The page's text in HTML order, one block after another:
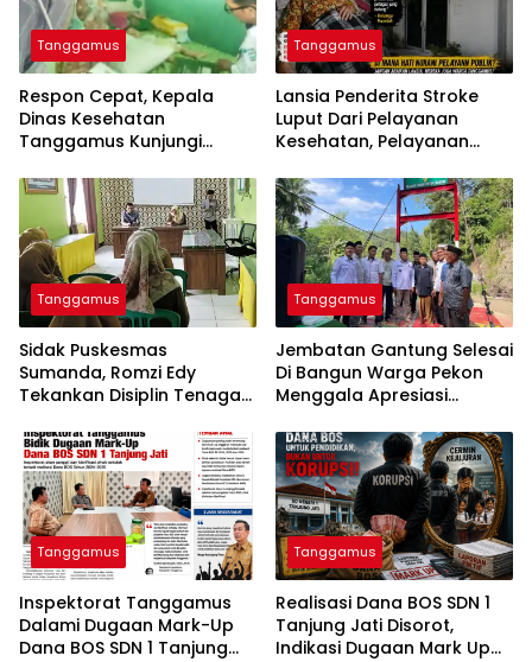
Tanggamus
Respon Cepat, Kepala
Dinas Kesehatan
Tanggamus Kunjungi
Dan Balita Mengidap
Kelainan Jantung
Tanggamus
Lansia Penderita Stroke
Luput Dari Pelayanan
Kesehatan, Pelayanan
Disorot
Tanggamus
Sidak Puskesmas
Sumanda, Romzi Edy
Tekankan Disiplin Tenaga
Tanggamus
Jembatan Gantung Selesai
Di Bangun Warga Pekon
Menggala Apresiasi
Tanggamus
Inspektorat Tanggamus
Dalami Dugaan Mark-Up
Dana BOS SDN 1 Tanjung
Tanggamus
Realisasi Dana BOS SDN 1
Tanjung Jati Disorot,
Indikasi Dugaan Mark Up